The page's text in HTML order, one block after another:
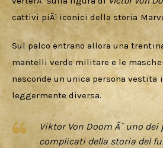
cattivi piÃ¹ iconici della storia
Sul palco entrano allora una
mantelli verde militare e le
nasconde un unica persona vestita
leggermente diversa.
Viktor Von Doom Ã¨ uno dei
complicati della storia del